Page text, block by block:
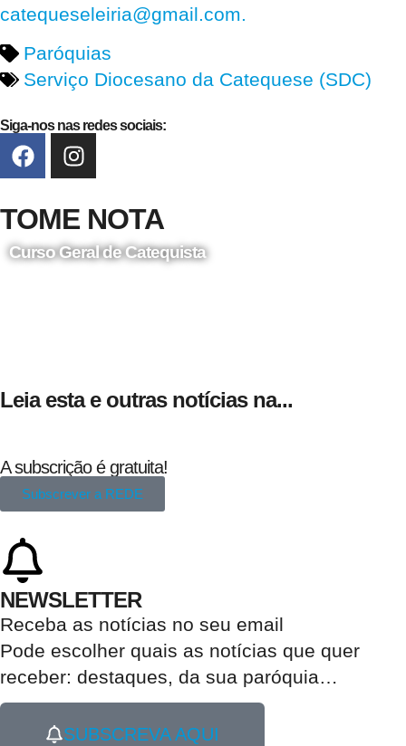
catequeseleiria@gmail.com.
Paróquias
Serviço Diocesano da Catequese (SDC)
Siga-nos nas redes sociais:
TOME NOTA
Curso Geral de Catequista
Leia esta e outras notícias na...
A subscrição é gratuita!
Subscrever a REDE
NEWSLETTER
Receba as notícias no seu email​
Pode escolher quais as notícias que quer
receber: destaques, da sua paróquia…
SUBSCREVA AQUI